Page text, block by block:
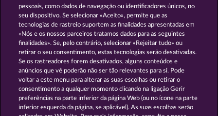
MALLORCA WILDS PIGGY COLLECT MULTIPLY
Termos e Condições
pessoais, como dados de navegação ou identificadores únicos, no
seu dispositivo. Se selecionar «Aceito», permite que as
tecnologias de rastreio suportem as finalidades apresentadas em
«Nós e os nossos parceiros tratamos dados para as seguintes
finalidades». Se, pelo contrário, selecionar «Rejeitar tudo» ou
retirar o seu consentimento, estas tecnologias serão desativadas.
Se os rastreadores forem desativados, alguns conteúdos e
anúncios que vê poderão não ser tão relevantes para si. Pode
voltar a este menu para alterar as suas escolhas ou retirar o
consentimento a qualquer momento clicando na ligação Gerir
preferências na parte inferior da página Web (ou no ícone na parte
inferior esquerda da página, se aplicável). As suas escolhas serão